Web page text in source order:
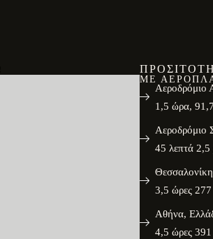
ΜΕ
Αεροδρόμιο
1,5 ώρα, 91,7
Αεροδρόμιο
45 λεπτά 2,5
3,5 ώρες 277
Αθήνα,
4,5 ώρες 391